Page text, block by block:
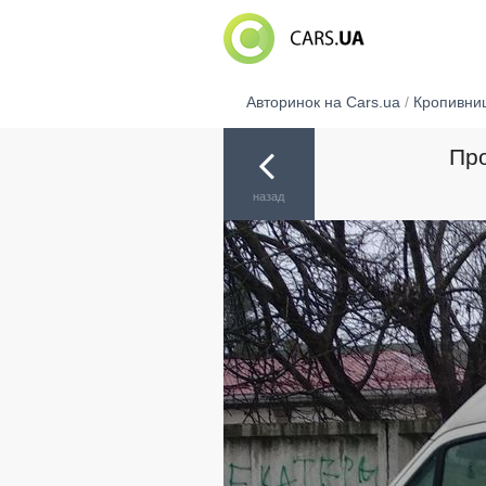
Авторинок на Cars.ua /
назад